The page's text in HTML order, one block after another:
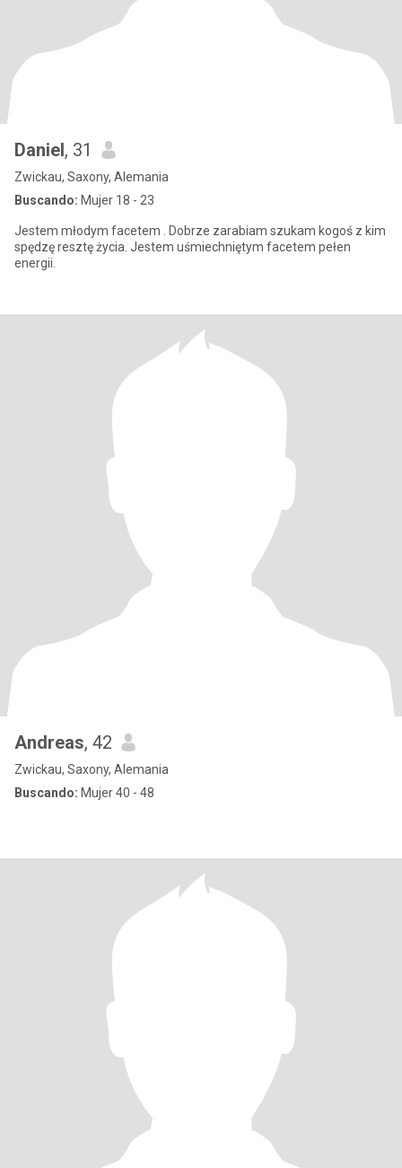
Daniel, 31
Zwickau, Saxony, Alemania
Buscando: Mujer 18 - 23
Jestem młodym facetem . Dobrze zarabiam szukam kogoś z kim
spędzę resztę życia. Jestem uśmiechniętym facetem pełen
energii.
Andreas, 42
Zwickau, Saxony, Alemania
Buscando: Mujer 40 - 48